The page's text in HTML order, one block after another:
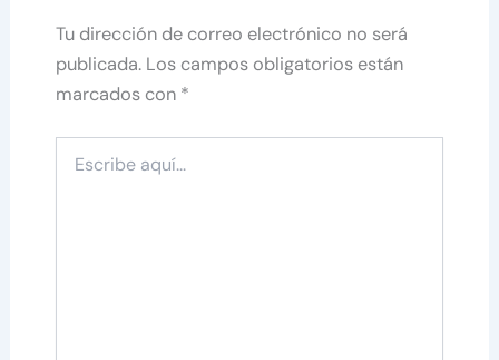
Tu dirección de correo electrónico no será
publicada. Los campos obligatorios están
marcados con *
aquí...